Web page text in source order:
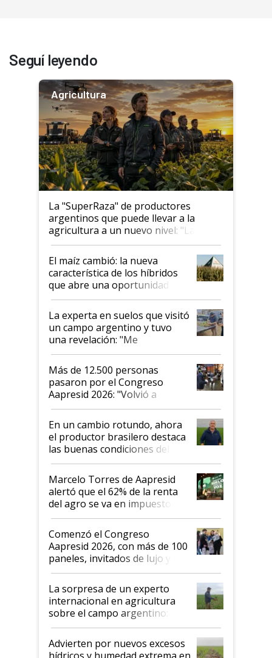
Seguí leyendo
Agricultura
La "SuperRaza" de productores
argentinos que puede llevar a la
agricultura a un nuevo nivel: "Las
posibilidades de crecimiento son
infinitas"
El maíz cambió: la nueva
característica de los híbridos
que abre una oportunidad en
el lote
La experta en suelos que visitó
un campo argentino y tuvo
una revelación: "Me
impresionó mucho"
Más de 12.500 personas
pasaron por el Congreso
Aapresid 2026: "Volvió a
demostrar que hablar del
suelo es hablar de todo el
sistema productivo"
En un cambio rotundo, ahora
el productor brasilero destaca
las buenas condiciones del
agro argentino para invertir:
"Los veo más motivados"
Marcelo Torres de Aapresid
alertó que el 62% de la renta
del agro se va en impuestos:
"No es bueno que en
Argentina se sigan discutiendo
las mismas cosas de hace 50
años"
Comenzó el Congreso
Aapresid 2026, con más de 100
paneles, invitados de lujo y
todas las tendencias
La sorpresa de un experto
internacional en agricultura
sobre el campo argentino:
"Estoy muy impresionado"
Advierten por nuevos excesos